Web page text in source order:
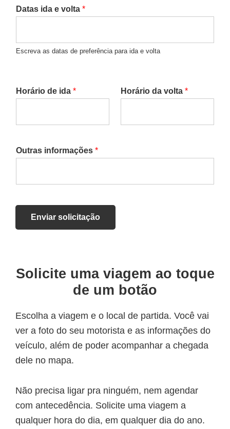
Datas ida e volta *
Escreva as datas de preferência para ida e volta
Horário de ida * Horário da volta *
Outras informações *
Enviar solicitação
Solicite uma viagem ao toque
de um botão
Escolha a viagem e o local de partida. Você vai
ver a foto do seu motorista e as informações do
veículo, além de poder acompanhar a chegada
dele no mapa.
Não precisa ligar pra ninguém, nem agendar
com antecedência. Solicite uma viagem a
qualquer hora do dia, em qualquer dia do ano.